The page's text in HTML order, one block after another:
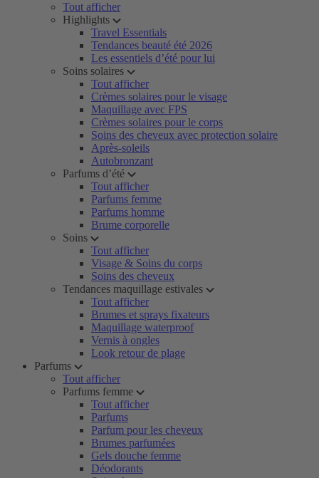
Tout afficher
Highlights
Travel Essentials
Tendances beauté été 2026
Les essentiels d’été pour lui
Soins solaires
Tout afficher
Crèmes solaires pour le visage
Maquillage avec FPS
Crèmes solaires pour le corps
Soins des cheveux avec protection solaire
Après-soleils
Autobronzant
Parfums d’été
Tout afficher
Parfums femme
Parfums homme
Brume corporelle
Soins
Tout afficher
Visage & Soins du corps
Soins des cheveux
Tendances maquillage estivales
Tout afficher
Brumes et sprays fixateurs
Maquillage waterproof
Vernis à ongles
Look retour de plage
Parfums
Tout afficher
Parfums femme
Tout afficher
Parfums
Parfum pour les cheveux
Brumes parfumées
Gels douche femme
Déodorants